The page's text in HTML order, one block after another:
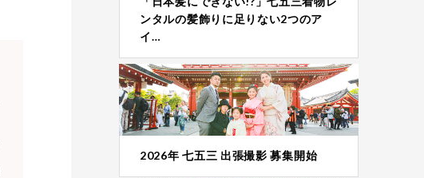
ンタルの髪飾りに足りない2つのア
イ…
2026年 七五三 出張撮影 募集開始